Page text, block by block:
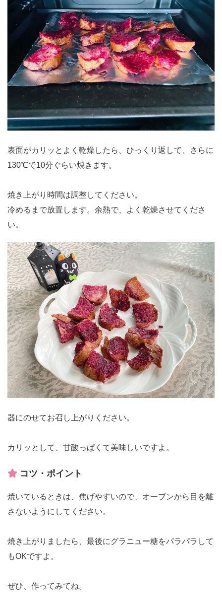
表面がカリッとよく乾燥したら、ひっくり返して、さらに
130℃で10分ぐらい焼きます。
焼き上がり時間は調整してください。
冷めるまで放置します。余熱で、よく乾燥させてくださ
い。
器にのせてお召し上がりください。
カリッとして、甘酸っぱくて美味しいですよ。
コツ・ポイント
焼いているときは、焦げやすいので、オーブンから目を離
さないようにしてください。
焼き上がりましたら、最後にグラニュー糖をパラパラして
もOKですよ。
ぜひ、作ってみてね。